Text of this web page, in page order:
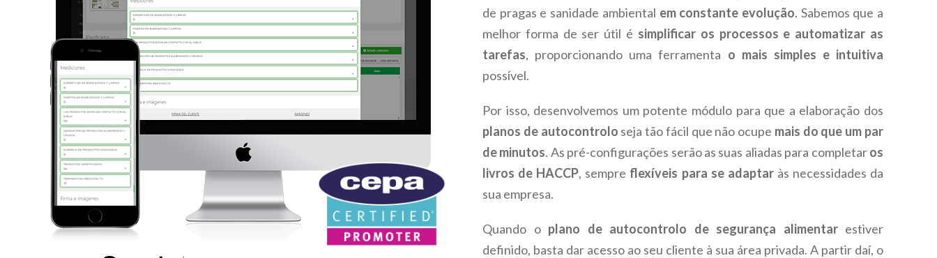
de pragas e sanidade ambiental em constante evolução. Sabemos que a
melhor forma de ser útil é simplificar os processos e automatizar as
tarefas, proporcionando uma ferramenta o mais simples e intuitiva
possível.
Por isso, desenvolvemos um potente módulo para que a elaboração dos
planos de autocontrolo seja tão fácil que não ocupe mais do que um par
de minutos. As pré-configurações serão as suas aliadas para completaros
livros de HACCP, sempre flexíveis para se adaptaràs necessidades da
sua empresa.
Quando o plano de autocontrolo de segurança alimentarestiver
definido, basta dar acesso ao seu cliente à sua área privada. A partir daí, o